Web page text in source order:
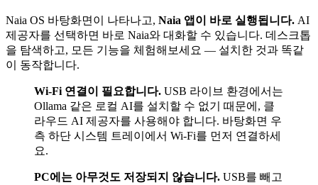
Naia OS 바탕화면이 나타나고, Naia 앱이 바로 실행됩니다. AI
제공자를 선택하면 바로 Naia와 대화할 수 있습니다. 데스크톱
을 탐색하고, 모든 기능을 체험해보세요 — 설치한 것과 똑같
이 동작합니다.
Wi-Fi 연결이 필요합니다. USB 라이브 환경에서는
Ollama 같은 로컬 AI를 설치할 수 없기 때문에, 클
라우드 AI 제공자를 사용해야 합니다. 바탕화면 우
측 하단 시스템 트레이에서 Wi-Fi를 먼저 연결하세
요.
PC에는 아무것도 저장되지 않습니다. USB를 빼고